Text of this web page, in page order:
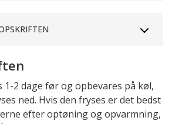
1-2 dage før og opbevares på køl,
ned. Hvis den fryses er det bedst
efter optøning og opvarmning,